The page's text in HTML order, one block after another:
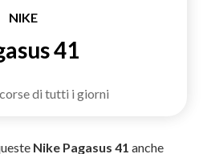
NIKE
41
di tutti i giorni
Nike Pagasus 41 anche